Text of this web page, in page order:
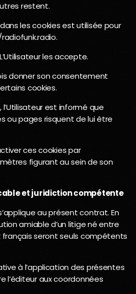
restent.
les cookies est utilisée pour
les accepte.
donner son consentement
cookies.
est informé que
ou pages risquent de lui être
ces cookies par
figurant au sein de son
et juridiction compétente
au présent contrat. En
amiable d’un litige né entre
français seront seuls compétents
à l’application des présentes
l’éditeur aux coordonnées